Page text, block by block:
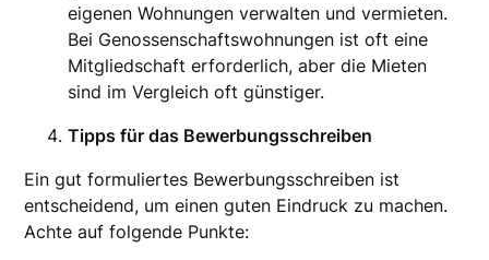
eigenen Wohnungen verwalten und vermieten.
Bei Genossenschaftswohnungen ist oft eine
Mitgliedschaft erforderlich, aber die Mieten
sind im Vergleich oft günstiger.
Tipps für das Bewerbungsschreiben
Ein gut formuliertes Bewerbungsschreiben ist
entscheidend, um einen guten Eindruck zu machen.
Achte auf folgende Punkte: